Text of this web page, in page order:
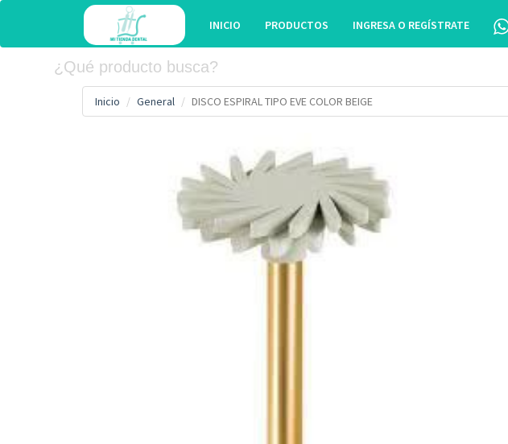
INICIO PRODUCTOS INGRESA O REGÍSTRATE
Inicio General DISCO ESPIRAL TIPO EVE COLOR BEIGE